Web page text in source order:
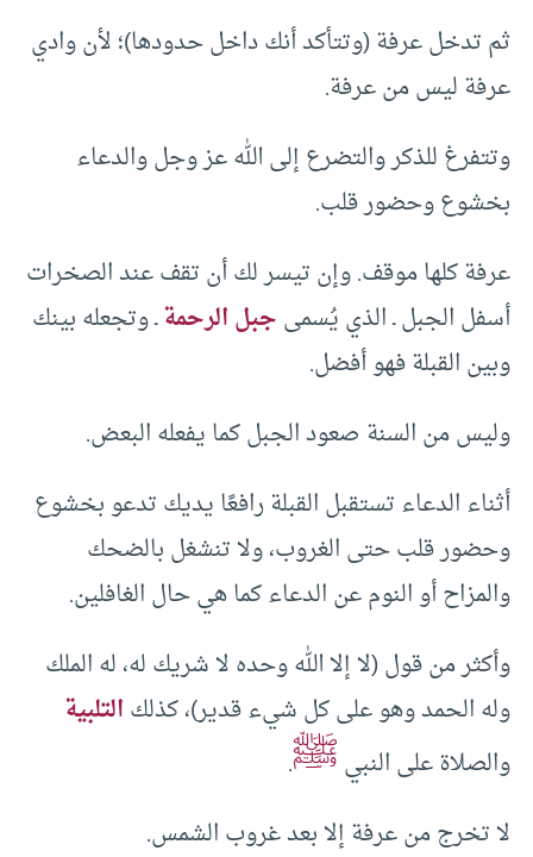
ثم تدخل عرفة (وتتأكد أنك داخل حدودها)؛ لأن وادي
عرفة ليس من عرفة.
وتتفرغ للذكر والتضرع إلى الله عز وجل والدعاء
بخشوع وحضور قلب.
عرفة كلها موقف. وإن تيسر لك أن تقف عند الصخرات
أسفل الجبل ـ الذي يُسمىجبل الرحمةـ وتجعله بينك
وبين القبلة فهو أفضل.
وليس من السنة صعود الجبل كما يفعله البعض.
أثناء الدعاء تستقبل القبلة رافعًا يديك تدعو بخشوع
وحضور قلب حتى الغروب، ولا تنشغل بالضحك
والمزاح أو النوم عن الدعاء كما هي حال الغافلين.
وأكثر من قول (لا إلا الله وحده لا شريك له، له الملك
وله الحمد وهو على كل شيء قدير)، كذلكالتلبية
والصلاة على النبيﷺ.
لا تخرج من عرفة إلا بعد غروب الشمس.